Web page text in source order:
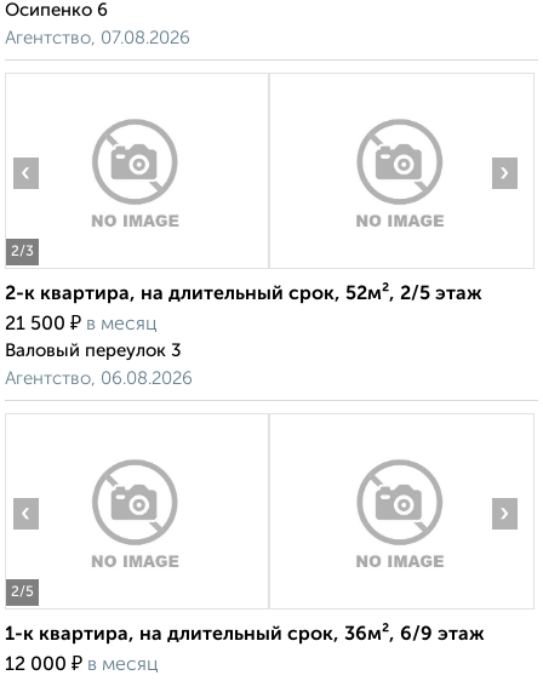
Осипенко 6
Агентство, 07.08.2026
2/3
‹ ›
2-к квартира, на длительный срок, 52м², 2/5 этаж
21 500 ₽ в месяц
Валовый переулок 3
Агентство, 06.08.2026
2/5
‹ ›
1-к квартира, на длительный срок, 36м², 6/9 этаж
12 000 ₽ в месяц